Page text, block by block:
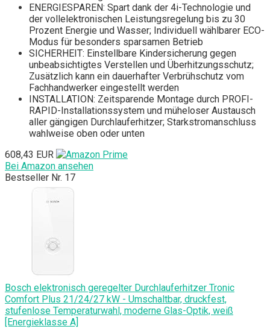
ENERGIESPAREN: Spart dank der 4i-Technologie und
der vollelektronischen Leistungsregelung bis zu 30
Prozent Energie und Wasser; Individuell wählbarer ECO-
Modus für besonders sparsamen Betrieb
SICHERHEIT: Einstellbare Kindersicherung gegen
unbeabsichtigtes Verstellen und Überhitzungsschutz;
Zusätzlich kann ein dauerhafter Verbrühschutz vom
Fachhandwerker eingestellt werden
INSTALLATION: Zeitsparende Montage durch PROFI-
RAPID-Installationssystem und müheloser Austausch
aller gängigen Durchlauferhitzer; Starkstromanschluss
wahlweise oben oder unten
608,43 EUR
Bei Amazon ansehen
Bestseller Nr. 17
Bosch elektronisch geregelter Durchlauferhitzer Tronic
Comfort Plus 21/24/27 kW - Umschaltbar, druckfest,
stufenlose Temperaturwahl, moderne Glas-Optik, weiß
[Energieklasse A]